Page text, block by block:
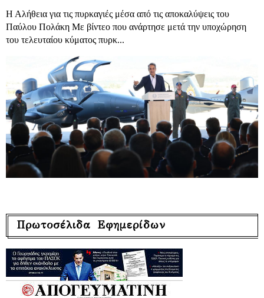
Η Αλήθεια για τις πυρκαγιές μέσα από τις αποκαλύψεις του
Παύλου Πολάκη Με βίντεο που ανάρτησε μετά την υποχώρηση
του τελευταίου κύματος πυρκ...
Πρωτοσέλιδα Εφημερίδων